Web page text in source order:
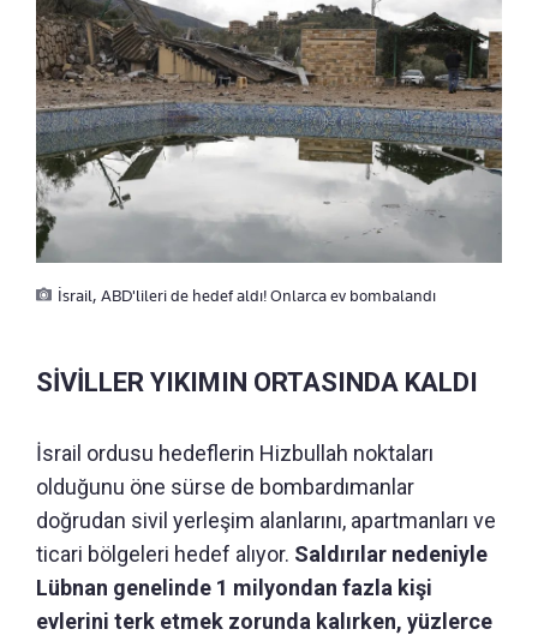
İsrail, ABD'lileri de hedef aldı! Onlarca ev bombalandı
SİVİLLER YIKIMIN ORTASINDA KALDI
İsrail ordusu hedeflerin Hizbullah noktaları
olduğunu öne sürse de bombardımanlar
doğrudan sivil yerleşim alanlarını, apartmanları ve
ticari bölgeleri hedef alıyor. Saldırılar nedeniyle
Lübnan genelinde 1 milyondan fazla kişi
evlerini terk etmek zorunda kalırken, yüzlerce